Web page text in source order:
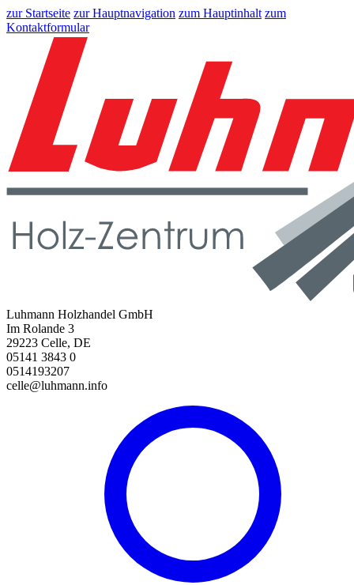
zur Startseite zur Hauptnavigation zum Hauptinhalt zum
Kontaktformular
Luhmann Holzhandel GmbH
Im Rolande 3
29223 Celle, DE
05141 3843 0
0514193207
celle@luhmann.info